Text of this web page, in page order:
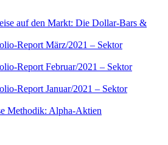
auf den Markt: Die Dollar-Bars &
Report März/2021 – Sektor
Report Februar/2021 – Sektor
Report Januar/2021 – Sektor
Methodik: Alpha-Aktien